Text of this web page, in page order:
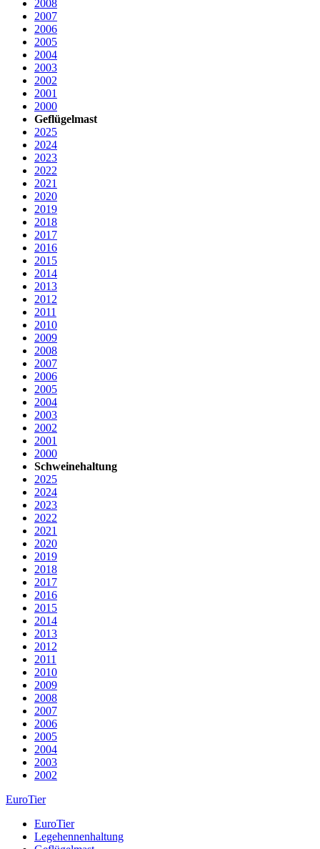
2008
2007
2006
2005
2004
2003
2002
2001
2000
Geflügelmast
2025
2024
2023
2022
2021
2020
2019
2018
2017
2016
2015
2014
2013
2012
2011
2010
2009
2008
2007
2006
2005
2004
2003
2002
2001
2000
Schweinehaltung
2025
2024
2023
2022
2021
2020
2019
2018
2017
2016
2015
2014
2013
2012
2011
2010
2009
2008
2007
2006
2005
2004
2003
2002
EuroTier
EuroTier
Legehennenhaltung